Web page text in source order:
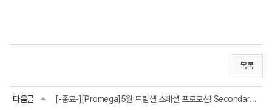
목록
다음글 [-종료-][Promega]5월 드림셀 스페셜 프로모션! Secondary Antibody 최대 55% 할인